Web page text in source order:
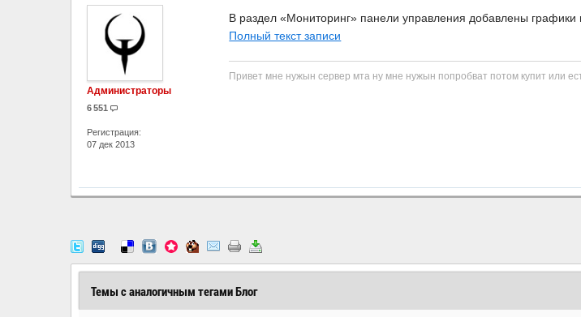
Администраторы
6 551
Регистрация:
07 дек 2013
В раздел «Мониторинг» панели управления добавлены
Полный текст записи
Привет мне нужын сервер мта ну мне нужын попробват потом купит или
Темы с аналогичным тегами Блог